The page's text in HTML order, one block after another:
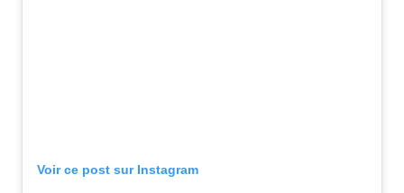
Voir ce post sur Instagram